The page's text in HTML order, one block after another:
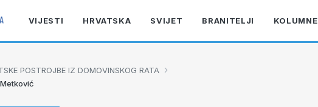
VIJESTI HRVATSKA SVIJET BRANITELJI KOLUMNE
POSTROJBE IZ DOMOVINSKOG RATA ›